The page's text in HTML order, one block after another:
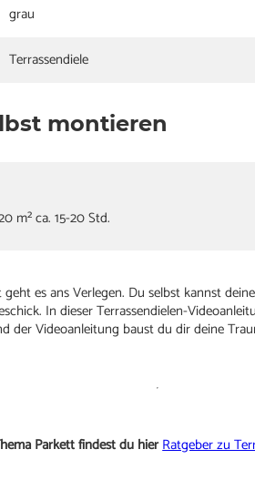
grau
Terrassendiele
montieren
m² ca. 15-20 Std.
es ans Verlegen. Du selbst kannst
In dieser Terrassendielen-
der Videoanleitung baust du dir deine
Parkett findest du hierRatgeber zu